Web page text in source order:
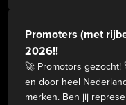
Promoters (met
2026!!
🚀 Promotors
en door heel
merken. Ben jij